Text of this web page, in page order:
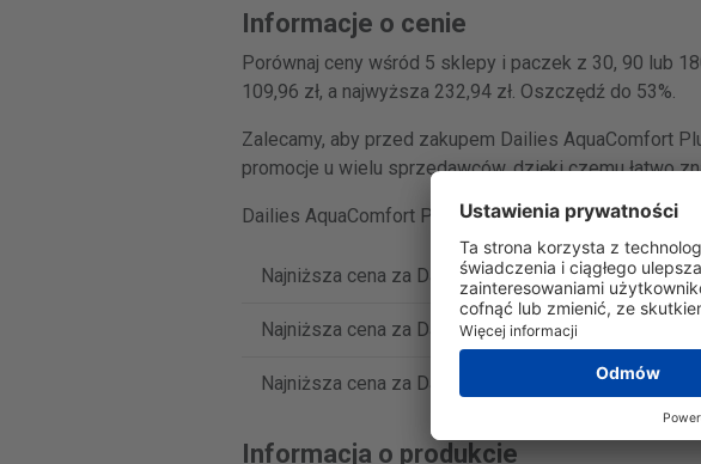
Informacje o cenie
Porównaj ceny wśród 5 sklepy i paczek z 30, 90 lub
109,96 zł, a najwyższa 232,94 zł. Oszczędź do 53%.
Zalecamy, aby przed zakupem Dailies AquaComfort
promocje u wielu sprzedawców, dzięki czemu łatwo
Dailies AquaComfort Plus sprzedawane są w
Najniższa cena za Dailies AquaComfort Plus (30
Najniższa cena za Dailies AquaComfort Plus (90
Najniższa cena za Dailies AquaComfort Plus (180
Informacja o produkcie